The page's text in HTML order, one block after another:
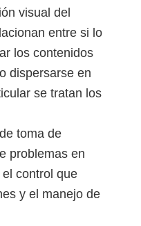
visual del
entre si lo
los contenidos
dispersarse en
se tratan los
toma de
problemas en
control que
y el manejo de